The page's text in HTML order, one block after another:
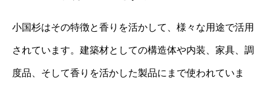
小国杉はその特徴と香りを活かして、様々な用途で活用
されています。建築材としての構造体や内装、家具、調
度品、そして香りを活かした製品にまで使われていま